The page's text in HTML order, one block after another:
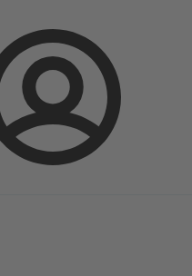
Prijava
ECOLINE GT 40